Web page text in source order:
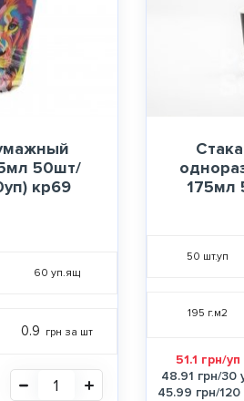
50шт/
кр69
60 уп.ящ
0.9 грн за шт
175мл
50 шт.уп
195 г.м2
51.1 грн/уп
48.91 грн/30
45.99 грн/120